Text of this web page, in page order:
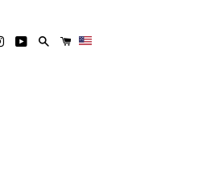
INSTAGRAM
YOUTUBE
BUSCARCARRITO